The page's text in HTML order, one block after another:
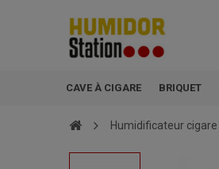
CAVE À CIGARE BRIQUET
Humidificateur cigare